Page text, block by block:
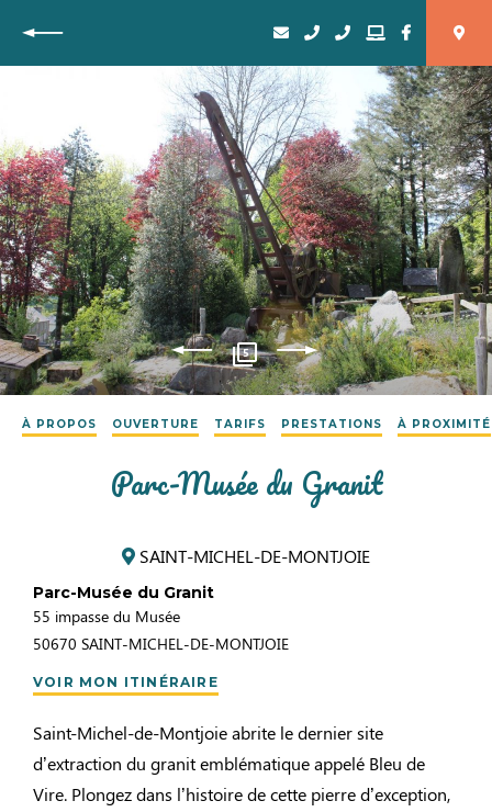
Retour
5
À PROPOS OUVERTURE TARIFS PRESTATIONS À PROXIMITÉ
Parc-Musée du Granit
SAINT-MICHEL-DE-MONTJOIE
Parc-Musée du Granit
55 impasse du Musée
50670 SAINT-MICHEL-DE-MONTJOIE
VOIR MON ITINÉRAIRE
Saint-Michel-de-Montjoie abrite le dernier site
d’extraction du granit emblématique appelé Bleu de
Vire. Plongez dans l’histoire de cette pierre d’exception,